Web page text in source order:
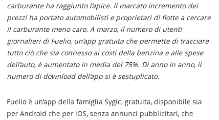
carburante ha raggiunto l’apice. Il marcato incremento dei
prezzi ha portato automobilisti e proprietari di flotte a cercare
il carburante meno caro. A marzo, il numero di utenti
giornalieri di Fuelio, un’app gratuita che permette di tracciare
tutto ciò che sia connesso ai costi della benzina e alle spese
dell’auto, è aumentato in media del 75%. Di anno in anno, il
numero di download dell’app si è sestuplicato.
Fuelio è un’app della famiglia Sygic, gratuita, disponibile sia
per Android che per iOS, senza annunci pubblicitari, che